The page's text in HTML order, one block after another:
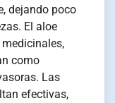
dejando poco
El aloe
como
Las
efectivas,